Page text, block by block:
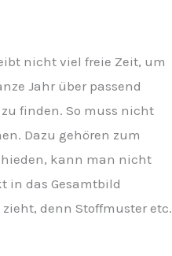
nicht viel freie Zeit, um
Jahr über passend
finden. So muss nicht
Dazu gehören zum
kann man nicht
in das Gesamtbild
denn Stoffmuster etc.